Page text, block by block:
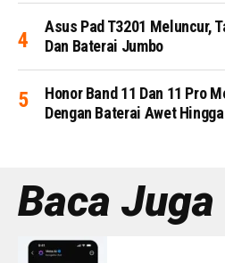
Asus Pad T3201 Meluncur,
Dan Baterai Jumbo
Honor Band 11 Dan 11 Pro
Dengan Baterai Awet
Baca Juga